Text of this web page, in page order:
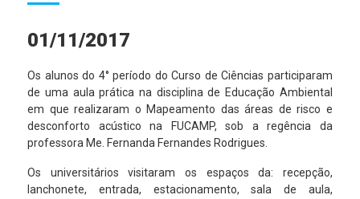
01/11/2017
Os alunos do 4° período do Curso de Ciências participaram
de uma aula prática na disciplina de Educação Ambiental
em que realizaram o Mapeamento das áreas de risco e
desconforto acústico na FUCAMP, sob a regência da
professora Me. Fernanda Fernandes Rodrigues.
Os universitários visitaram os espaços da: recepção,
lanchonete, entrada, estacionamento, sala de aula,